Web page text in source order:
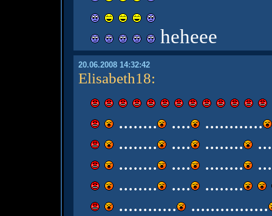
heheee
20.06.2008 14:32:42
Elisabeth18:
........ .... ............
........ .... ........
........ .... ........
........ .... ........
............ ................